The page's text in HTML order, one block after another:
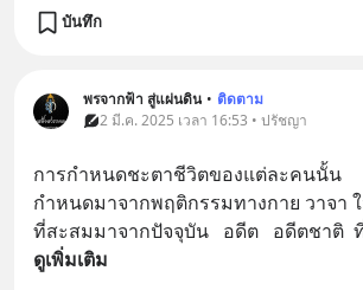
บันทึก
พรจากฟ้า สู่แผ่นดิน • ติดตาม
2 มี.ค. 2025 เวลา 16:53 • ปรัชญา
การกำหนดชะตาชีวิตของแต่ละคนนั้น
กำหนดมาจากพฤติกรรมทางกาย วาจา
ที่สะสมมาจากปัจจุบัน   อดีต   อดีตชาติ
ดูเพิ่มเติม